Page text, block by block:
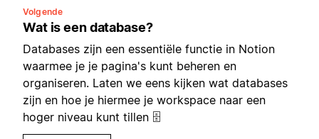
Volgende
Wat is een database?
Databases zijn een essentiële functie in Notion
waarmee je je pagina's kunt beheren en
organiseren. Laten we eens kijken wat databases
zijn en hoe je hiermee je workspace naar een
hoger niveau kunt tillen 🗄